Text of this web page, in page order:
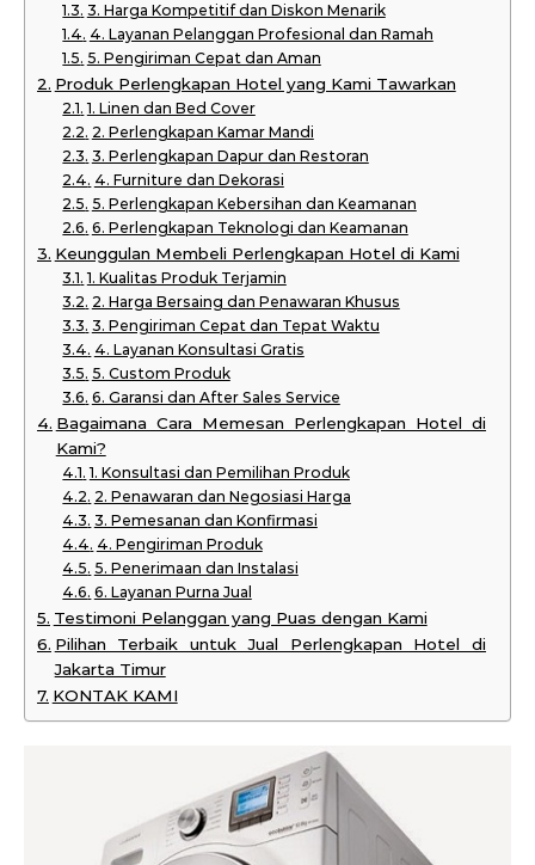
3. Harga Kompetitif dan Diskon Menarik
4. Layanan Pelanggan Profesional dan Ramah
5. Pengiriman Cepat dan Aman
Produk Perlengkapan Hotel yang Kami Tawarkan
1. Linen dan Bed Cover
2. Perlengkapan Kamar Mandi
3. Perlengkapan Dapur dan Restoran
4. Furniture dan Dekorasi
5. Perlengkapan Kebersihan dan Keamanan
6. Perlengkapan Teknologi dan Keamanan
Keunggulan Membeli Perlengkapan Hotel di Kami
1. Kualitas Produk Terjamin
2. Harga Bersaing dan Penawaran Khusus
3. Pengiriman Cepat dan Tepat Waktu
4. Layanan Konsultasi Gratis
5. Custom Produk
6. Garansi dan After Sales Service
Bagaimana Cara Memesan Perlengkapan Hotel di
Kami?
1. Konsultasi dan Pemilihan Produk
2. Penawaran dan Negosiasi Harga
3. Pemesanan dan Konfirmasi
4. Pengiriman Produk
5. Penerimaan dan Instalasi
6. Layanan Purna Jual
Testimoni Pelanggan yang Puas dengan Kami
Pilihan Terbaik untuk Jual Perlengkapan Hotel di
Jakarta Timur
KONTAK KAMI